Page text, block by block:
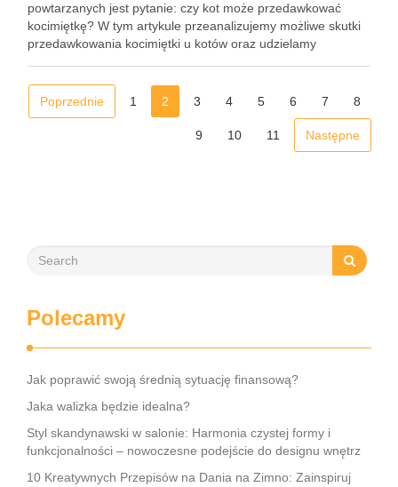
powtarzanych jest pytanie: czy kot może przedawkować
kocimiętkę? W tym artykule przeanalizujemy możliwe skutki
przedawkowania kocimiętki u kotów oraz udzielamy
opowiedzeniem …
Poprzednie 1 2 3 4 5 6 7 8
9 10 11 Następne
Polecamy
Jak poprawić swoją średnią sytuację finansową?
Jaka walizka będzie idealna?
Styl skandynawski w salonie: Harmonia czystej formy i
funkcjonalności – nowoczesne podejście do designu wnętrz
10 Kreatywnych Przepisów na Dania na Zimno: Zainspiruj